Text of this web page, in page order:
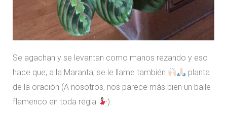
Se agachan y se levantan como manos rezando y eso
hace que, a la Maranta, se le llame también
planta
de la oración (A nosotros, nos parece más bien un baile
flamenco en toda regla
).